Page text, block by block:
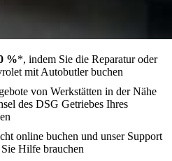
%*, indem Sie die Reparatur oder
mit Autobutler buchen
von Werkstätten in der Nähe
des DSG Getriebes Ihres
online buchen und unser Support
Hilfe brauchen